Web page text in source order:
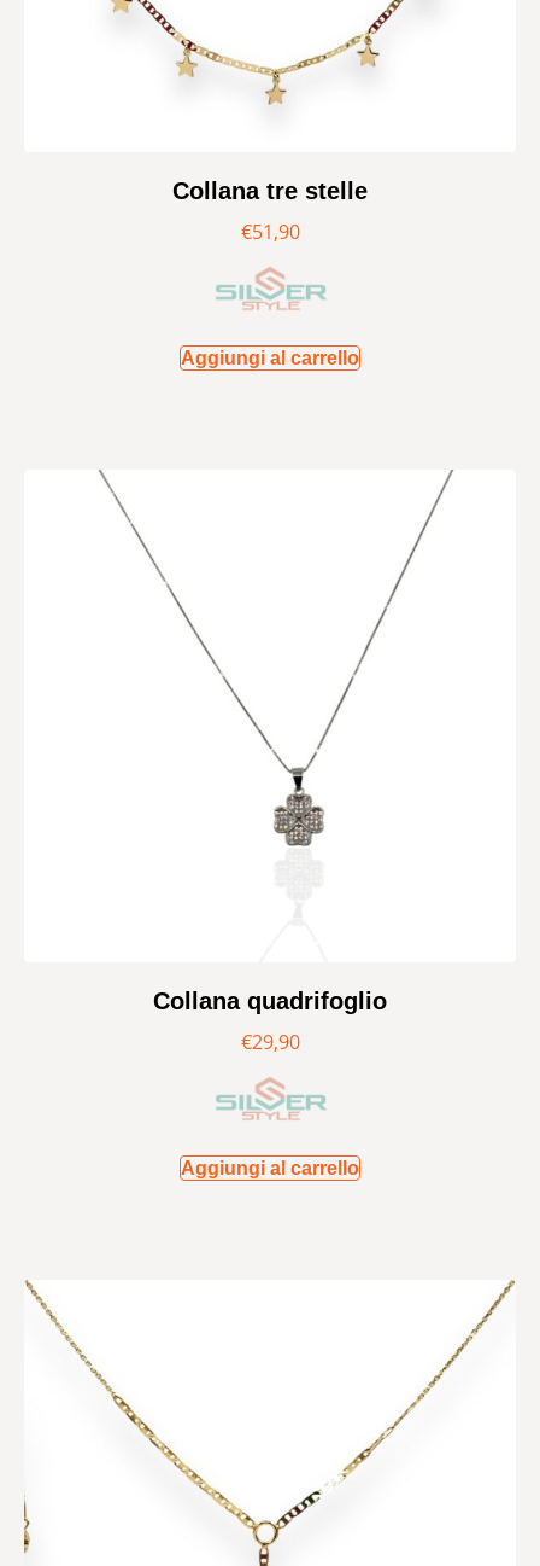
Collana tre stelle
€51,90
Aggiungi al carrello
Collana quadrifoglio
€29,90
Aggiungi al carrello